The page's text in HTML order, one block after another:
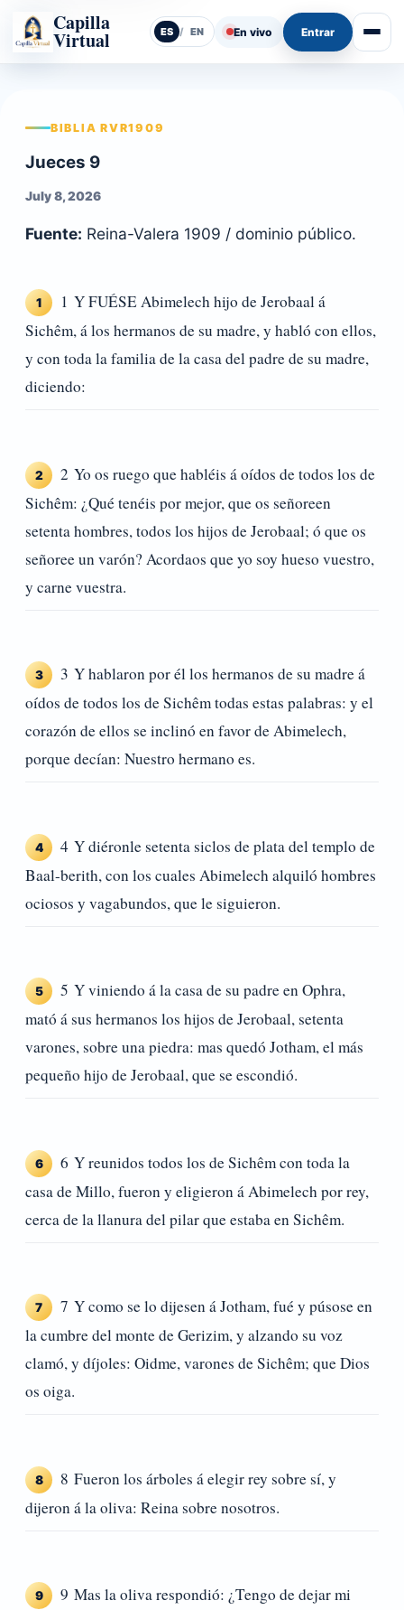
Capilla
Virtual ES / EN En vivo Entrar Abrir
BIBLIA RVR1909
Jueces 9
July 8, 2026
Fuente: Reina-Valera 1909 / dominio público.
1
1 Y FUÉSE Abimelech hijo de Jerobaal á
Sichêm, á los hermanos de su madre, y habló con ellos,
y con toda la familia de la casa del padre de su madre,
diciendo:
2
2 Yo os ruego que habléis á oídos de todos los de
Sichêm: ¿Qué tenéis por mejor, que os señoreen
setenta hombres, todos los hijos de Jerobaal; ó que os
señoree un varón? Acordaos que yo soy hueso vuestro,
y carne vuestra.
3
3 Y hablaron por él los hermanos de su madre á
oídos de todos los de Sichêm todas estas palabras: y el
corazón de ellos se inclinó en favor de Abimelech,
porque decían: Nuestro hermano es.
4
4 Y diéronle setenta siclos de plata del templo de
Baal-berith, con los cuales Abimelech alquiló hombres
ociosos y vagabundos, que le siguieron.
5
5 Y viniendo á la casa de su padre en Ophra,
mató á sus hermanos los hijos de Jerobaal, setenta
varones, sobre una piedra: mas quedó Jotham, el más
pequeño hijo de Jerobaal, que se escondió.
6
6 Y reunidos todos los de Sichêm con toda la
casa de Millo, fueron y eligieron á Abimelech por rey,
cerca de la llanura del pilar que estaba en Sichêm.
7
7 Y como se lo dijesen á Jotham, fué y púsose en
la cumbre del monte de Gerizim, y alzando su voz
clamó, y díjoles: Oidme, varones de Sichêm; que Dios
os oiga.
8
8 Fueron los árboles á elegir rey sobre sí, y
dijeron á la oliva: Reina sobre nosotros.
9
9 Mas la oliva respondió: ¿Tengo de dejar mi